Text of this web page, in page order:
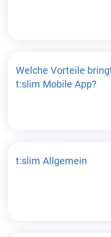
Welche Vorteile
t:slim Mobile App?
t:slim Allgemein